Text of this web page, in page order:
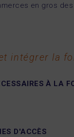
en gros des
intégrer la
À LA
D'ACCÈS